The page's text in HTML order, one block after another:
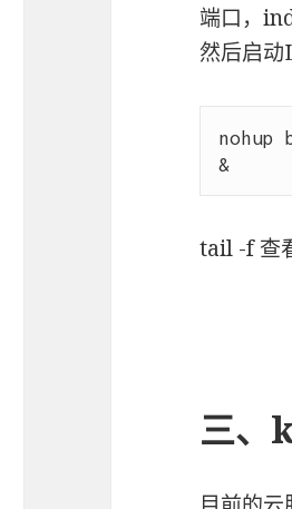
端口，
然后启动
&
tail -f 查
三、